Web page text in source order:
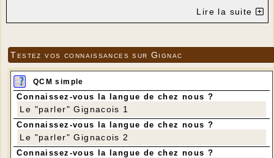
Lire la suite
Testez vos connaissances sur Gignac
QCM simple
Connaissez-vous la langue de chez nous ?
Le "parler" Gignacois 1
Connaissez-vous la langue de chez nous ?
Le "parler" Gignacois 2
Connaissez-vous la langue de chez nous ?